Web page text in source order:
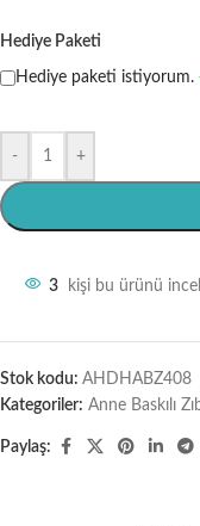
Hediye Paketi
Hediye paketi istiyorum.
- +
3 kişi bu ürünü
Stok kodu: AHDHABZ408
Kategoriler: Anne Baskılı
Paylaş: